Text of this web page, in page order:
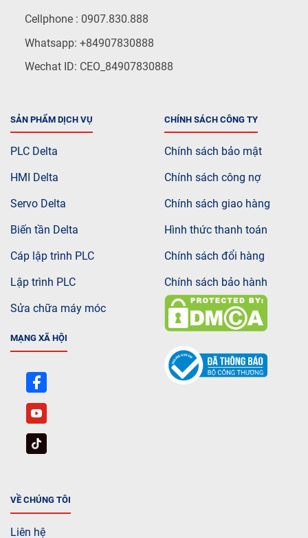
Cellphone : 0907.830.888
Whatsapp: +84907830888
Wechat ID: CEO_84907830888
SẢN PHẨM DỊCH VỤ
PLC Delta
HMI Delta
Servo Delta
Biến tần Delta
Cáp lập trình PLC
Lập trình PLC
Sửa chữa máy móc
MẠNG XÃ HỘI
CHÍNH SÁCH CÔNG TY
Chính sách bảo mật
Chính sách công nợ
Chính sách giao hàng
Hình thức thanh toán
Chính sách đổi hàng
Chính sách bảo hành
VỀ CHÚNG TÔI
Liên hệ